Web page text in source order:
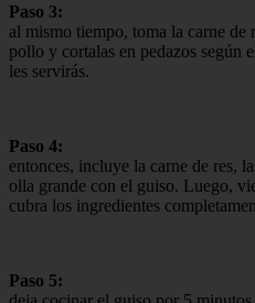
Paso 3:
al mismo tiempo, toma la carne de
pollo y cortalas en pedazos según
les servirás.
Paso 4:
entonces, incluye la carne de res,
olla grande con el guiso. Luego,
cubra los ingredientes
Paso 5: